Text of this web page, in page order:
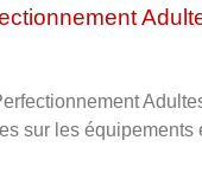
sur les équipements